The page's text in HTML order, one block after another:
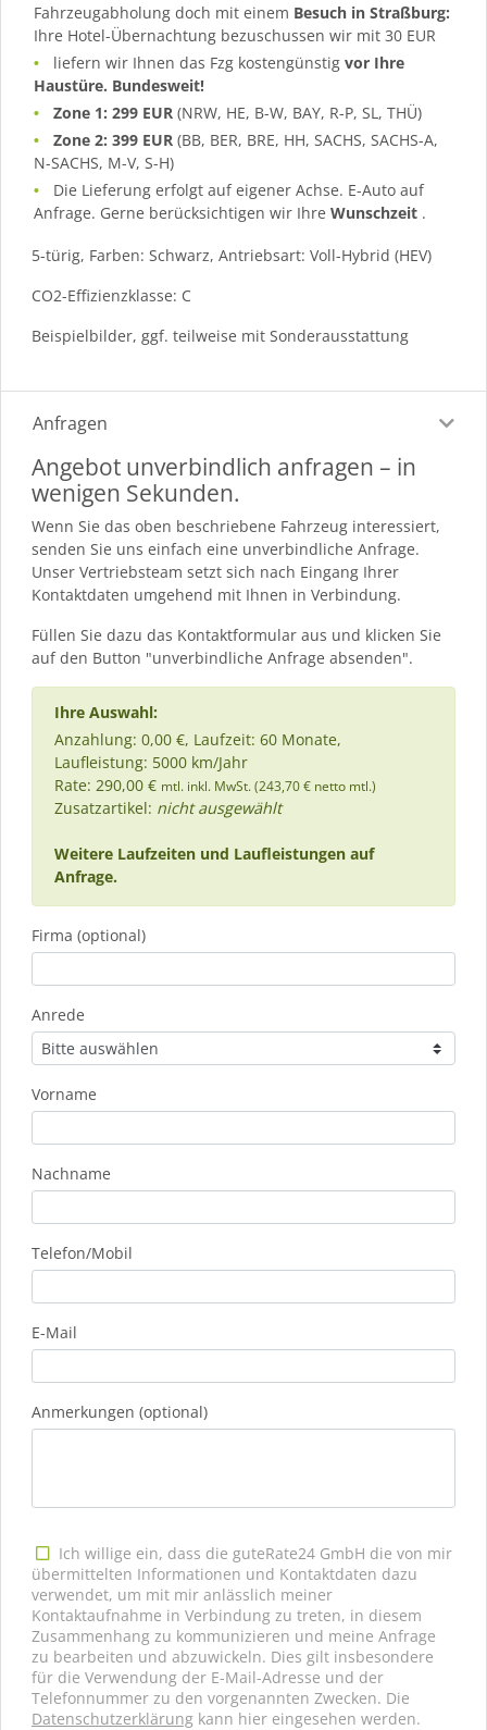
Fahrzeugabholung doch mit einem Besuch in Straßburg:
Ihre Hotel-Übernachtung bezuschussen wir mit 30 EUR
liefern wir Ihnen das Fzg kostengünstigvor Ihre
Haustüre. Bundesweit!
Zone 1: 299 EUR (NRW, HE, B-W, BAY, R-P, SL, THÜ)
Zone 2: 399 EUR (BB, BER, BRE, HH, SACHS, SACHS-A,
N-SACHS, M-V, S-H)
Die Lieferung erfolgt auf eigener Achse. E-Auto auf
Anfrage. Gerne berücksichtigen wir Ihre Wunschzeit .
5-türig, Farben: Schwarz, Antriebsart: Voll-Hybrid (HEV)
CO2-Effizienzklasse: C
Beispielbilder, ggf. teilweise mit Sonderausstattung
Anfragen
Angebot unverbindlich anfragen – in
wenigen Sekunden.
Wenn Sie das oben beschriebene Fahrzeug interessiert,
senden Sie uns einfach eine unverbindliche Anfrage.
Unser Vertriebsteam setzt sich nach Eingang Ihrer
Kontaktdaten umgehend mit Ihnen in Verbindung.
Füllen Sie dazu das Kontaktformular aus und klicken Sie
auf den Button "unverbindliche Anfrage absenden".
Ihre Auswahl:
Anzahlung: 0,00 €, Laufzeit: 60 Monate,
Laufleistung: 5000 km/Jahr
Rate: 290,00 € mtl. inkl. MwSt. (243,70 € netto mtl.)
Zusatzartikel: nicht ausgewählt
Weitere Laufzeiten und Laufleistungen auf
Anfrage.
Firma (optional)
Anrede
Vorname
Nachname
Telefon/Mobil
E-Mail
Anmerkungen (optional)
Ich willige ein, dass die guteRate24 GmbH die von mir
übermittelten Informationen und Kontaktdaten dazu
verwendet, um mit mir anlässlich meiner
Kontaktaufnahme in Verbindung zu treten, in diesem
Zusammenhang zu kommunizieren und meine Anfrage
zu bearbeiten und abzuwickeln. Dies gilt insbesondere
für die Verwendung der E-Mail-Adresse und der
Telefonnummer zu den vorgenannten Zwecken. Die
Datenschutzerklärung kann hier eingesehen werden.